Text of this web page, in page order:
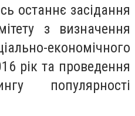
останнє засідання
з визначення
економічного
рік та проведення
популярності